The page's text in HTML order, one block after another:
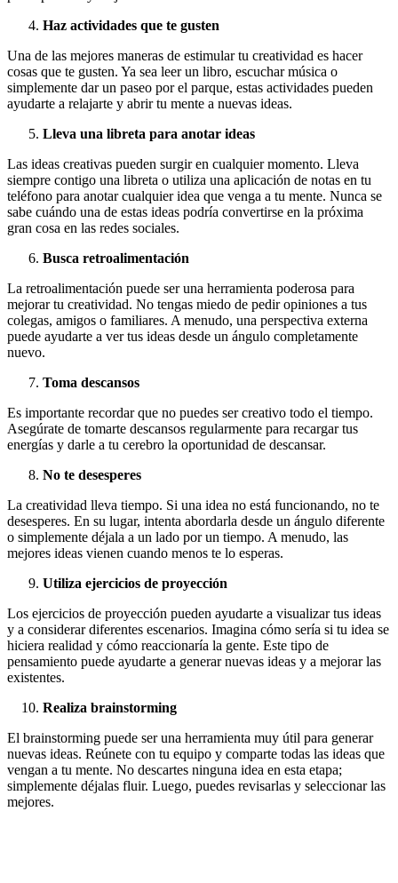
Haz actividades que te gusten
Una de las mejores maneras de estimular tu creatividad es hacer
cosas que te gusten. Ya sea leer un libro, escuchar música o
simplemente dar un paseo por el parque, estas actividades pueden
ayudarte a relajarte y abrir tu mente a nuevas ideas.
Lleva una libreta para anotar ideas
Las ideas creativas pueden surgir en cualquier momento. Lleva
siempre contigo una libreta o utiliza una aplicación de notas en tu
teléfono para anotar cualquier idea que venga a tu mente. Nunca se
sabe cuándo una de estas ideas podría convertirse en la próxima
gran cosa en las redes sociales.
Busca retroalimentación
La retroalimentación puede ser una herramienta poderosa para
mejorar tu creatividad. No tengas miedo de pedir opiniones a tus
colegas, amigos o familiares. A menudo, una perspectiva externa
puede ayudarte a ver tus ideas desde un ángulo completamente
nuevo.
Toma descansos
Es importante recordar que no puedes ser creativo todo el tiempo.
Asegúrate de tomarte descansos regularmente para recargar tus
energías y darle a tu cerebro la oportunidad de descansar.
No te desesperes
La creatividad lleva tiempo. Si una idea no está funcionando, no te
desesperes. En su lugar, intenta abordarla desde un ángulo diferente
o simplemente déjala a un lado por un tiempo. A menudo, las
mejores ideas vienen cuando menos te lo esperas.
Utiliza ejercicios de proyección
Los ejercicios de proyección pueden ayudarte a visualizar tus ideas
y a considerar diferentes escenarios. Imagina cómo sería si tu idea se
hiciera realidad y cómo reaccionaría la gente. Este tipo de
pensamiento puede ayudarte a generar nuevas ideas y a mejorar las
existentes.
Realiza brainstorming
El brainstorming puede ser una herramienta muy útil para generar
nuevas ideas. Reúnete con tu equipo y comparte todas las ideas que
vengan a tu mente. No descartes ninguna idea en esta etapa;
simplemente déjalas fluir. Luego, puedes revisarlas y seleccionar las
mejores.